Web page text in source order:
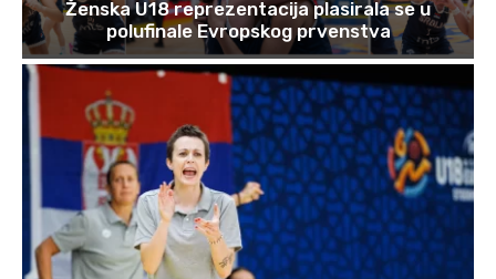
Ženska U18 reprezentacija plasirala se u
polufinale Evropskog prvenstva